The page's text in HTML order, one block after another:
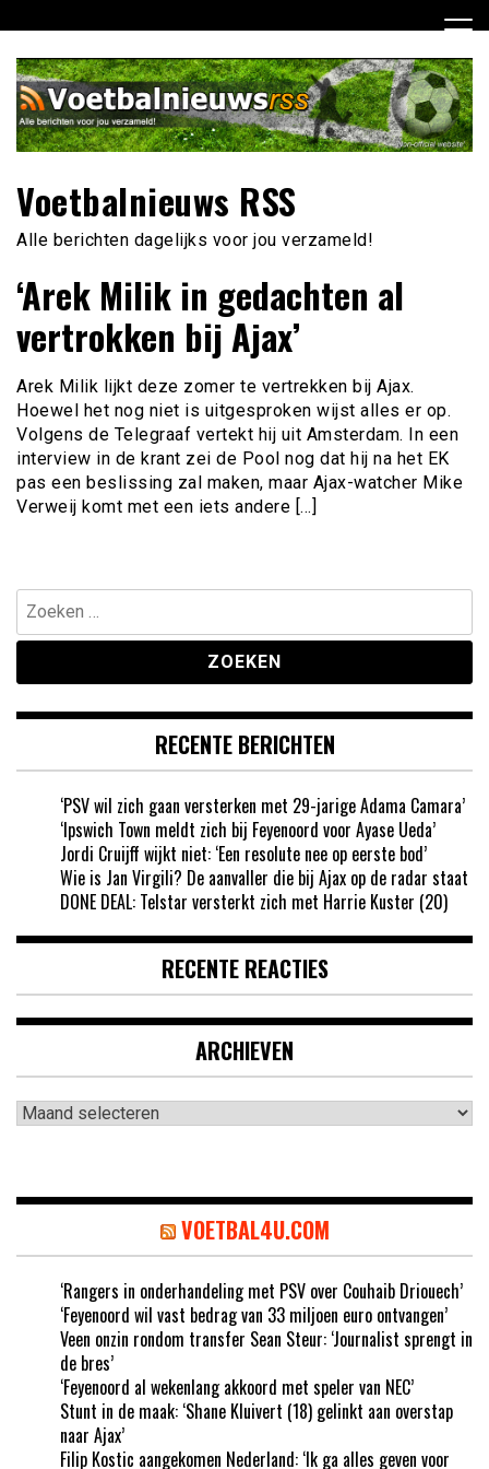
naar
inhoud
Voetbalnieuws RSS
Alle berichten dagelijks voor jou verzameld!
‘Arek Milik in gedachten al
vertrokken bij Ajax’
Arek Milik lijkt deze zomer te vertrekken bij Ajax.
Hoewel het nog niet is uitgesproken wijst alles er op.
Volgens de Telegraaf vertekt hij uit Amsterdam. In een
interview in de krant zei de Pool nog dat hij na het EK
pas een beslissing zal maken, maar Ajax-watcher Mike
Verweij komt met een iets andere […]
Zoeken
naar:
RECENTE BERICHTEN
‘PSV wil zich gaan versterken met 29-jarige Adama Camara’
‘Ipswich Town meldt zich bij Feyenoord voor Ayase Ueda’
Jordi Cruijff wijkt niet: ‘Een resolute nee op eerste bod’
Wie is Jan Virgili? De aanvaller die bij Ajax op de radar staat
DONE DEAL: Telstar versterkt zich met Harrie Kuster (20)
RECENTE REACTIES
ARCHIEVEN
Archieven
VOETBAL4U.COM
‘Rangers in onderhandeling met PSV over Couhaib Driouech’
‘Feyenoord wil vast bedrag van 33 miljoen euro ontvangen’
Veen onzin rondom transfer Sean Steur: ‘Journalist sprengt in
de bres’
‘Feyenoord al wekenlang akkoord met speler van NEC’
Stunt in de maak: ‘Shane Kluivert (18) gelinkt aan overstap
naar Ajax’
Filip Kostic aangekomen Nederland: ‘Ik ga alles geven voor